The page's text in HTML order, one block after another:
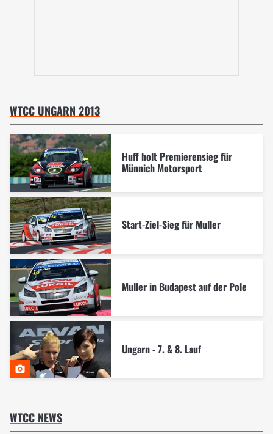
WTCC UNGARN 2013
Huff holt Premierensieg für
Münnich Motorsport
Start-Ziel-Sieg für Muller
Muller in Budapest auf der Pole
Ungarn - 7. & 8. Lauf
WTCC NEWS